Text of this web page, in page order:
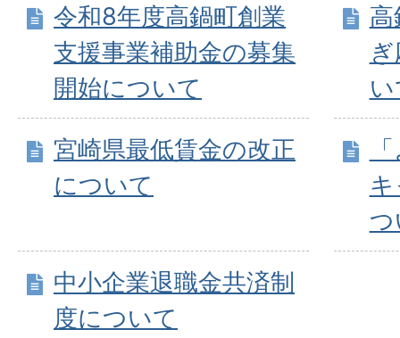
令和8年度高鍋町創業
支援事業補助金の募集
開始について
宮崎県最低賃金の改正
について
中小企業退職金共済制
度について